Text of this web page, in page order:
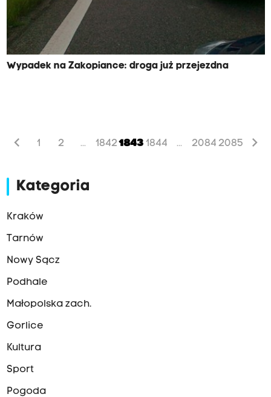
Wypadek na Zakopiance: droga już przejezdna
chevron_left 1 2 ... 1842 1843 1844 ... 2084 2085 chevron_right
Kategoria
Kraków
Tarnów
Nowy Sącz
Podhale
Małopolska zach.
Gorlice
Kultura
Sport
Pogoda